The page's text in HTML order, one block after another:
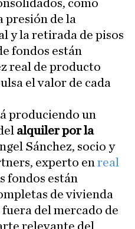
como
presión de la
y la retirada de pisos
fondos están
real de producto
el valor de cada
produciendo un
alquiler por la
Sánchez, socio y
experto en real
fondos están
de vivienda
del mercado de
relevante del